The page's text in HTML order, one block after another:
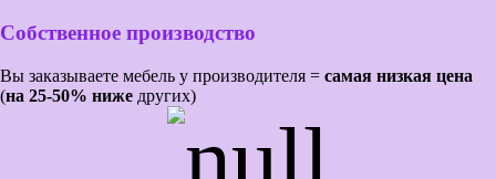
Собственное производство
Вы заказываете мебель у производителя = самая низкая цена
(на 25-50% ниже других)